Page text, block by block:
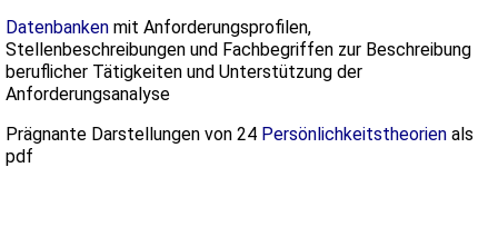
Datenbanken mit Anforderungsprofilen,
Stellenbeschreibungen und Fachbegriffen zur Beschreibung
beruflicher Tätigkeiten und Unterstützung der
Anforderungsanalyse
Prägnante Darstellungen von 24 Persönlichkeitstheorien als
pdf